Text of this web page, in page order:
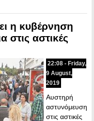
η κυβέρνηση
στις αστικές
22:08 - Friday,
9 August,
2019
Αυστηρή
αστυνόμευση
στις αστικές